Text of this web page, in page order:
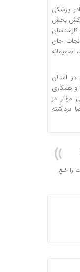
پزشکی
بخش
نجات جان
صمیمانه
استان
همکاری
مؤثر در
برداشته
را خلع